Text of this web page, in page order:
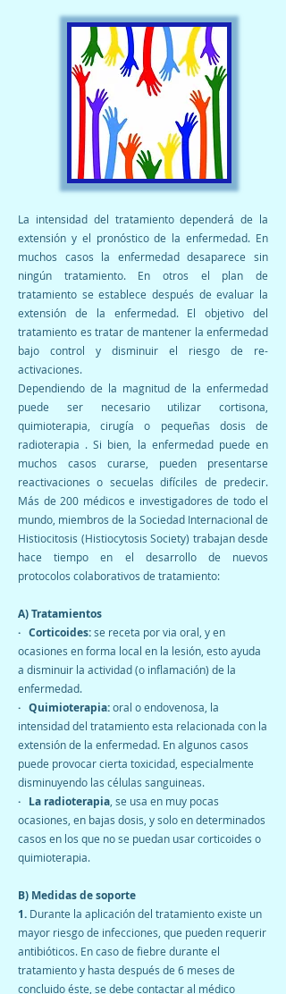
La intensidad del tratamiento dependerá de la
extensión y el pronóstico de la enfermedad. En
muchos casos la enfermedad desaparece sin
ningún tratamiento. En otros el plan de
tratamiento se establece después de evaluar la
extensión de la enfermedad. El objetivo del
tratamiento es tratar de mantener la enfermedad
bajo control y disminuir el riesgo de re-
activaciones.
Dependiendo de la magnitud de la enfermedad
puede ser necesario utilizar cortisona,
quimioterapia, cirugía o pequeñas dosis de
radioterapia . Si bien, la enfermedad puede en
muchos casos curarse, pueden presentarse
reactivaciones o secuelas difíciles de predecir.
Más de 200 médicos e investigadores de todo el
mundo, miembros de la Sociedad Internacional de
Histiocitosis (Histiocytosis Society) trabajan desde
hace tiempo en el desarrollo de nuevos
protocolos colaborativos de tratamiento:
A) Tratamientos
· Corticoides:se receta por via oral, y en
ocasiones en forma local en la lesión, esto ayuda
a disminuir la actividad (o inflamación) de la
enfermedad.
· Quimioterapia:oral o endovenosa, la
intensidad del tratamiento esta relacionada con la
extensión de la enfermedad. En algunos casos
puede provocar cierta toxicidad, especialmente
disminuyendo las células sanguineas.
· La radioterapia , se usa en muy pocas
ocasiones, en bajas dosis, y solo en determinados
casos en los que no se puedan usar corticoides o
quimioterapia.
B) Medidas de soporte
1. Durante la aplicación del tratamiento existe un
mayor riesgo de infecciones, que pueden requerir
antibióticos. En caso de fiebre durante el
tratamiento y hasta después de 6 meses de
concluido éste, se debe contactar al médico